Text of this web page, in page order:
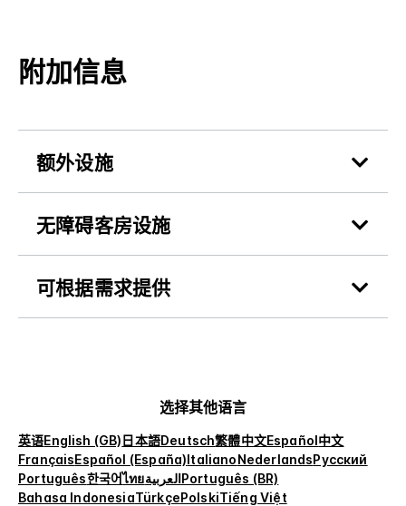
附加信息
额外设施
无障碍客房设施
可根据需求提供
选择其他语言
英语English (GB)日本語Deutsch繁體中文Español中文
FrançaisEspañol (España)ItalianoNederlandsРусский
Português한국어ไทยالعربيةPortuguês (BR)
Bahasa IndonesiaTürkçePolskiTiếng Việt